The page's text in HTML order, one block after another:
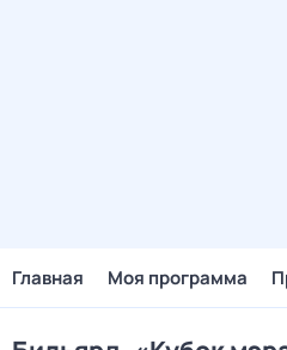
Главная Моя программа